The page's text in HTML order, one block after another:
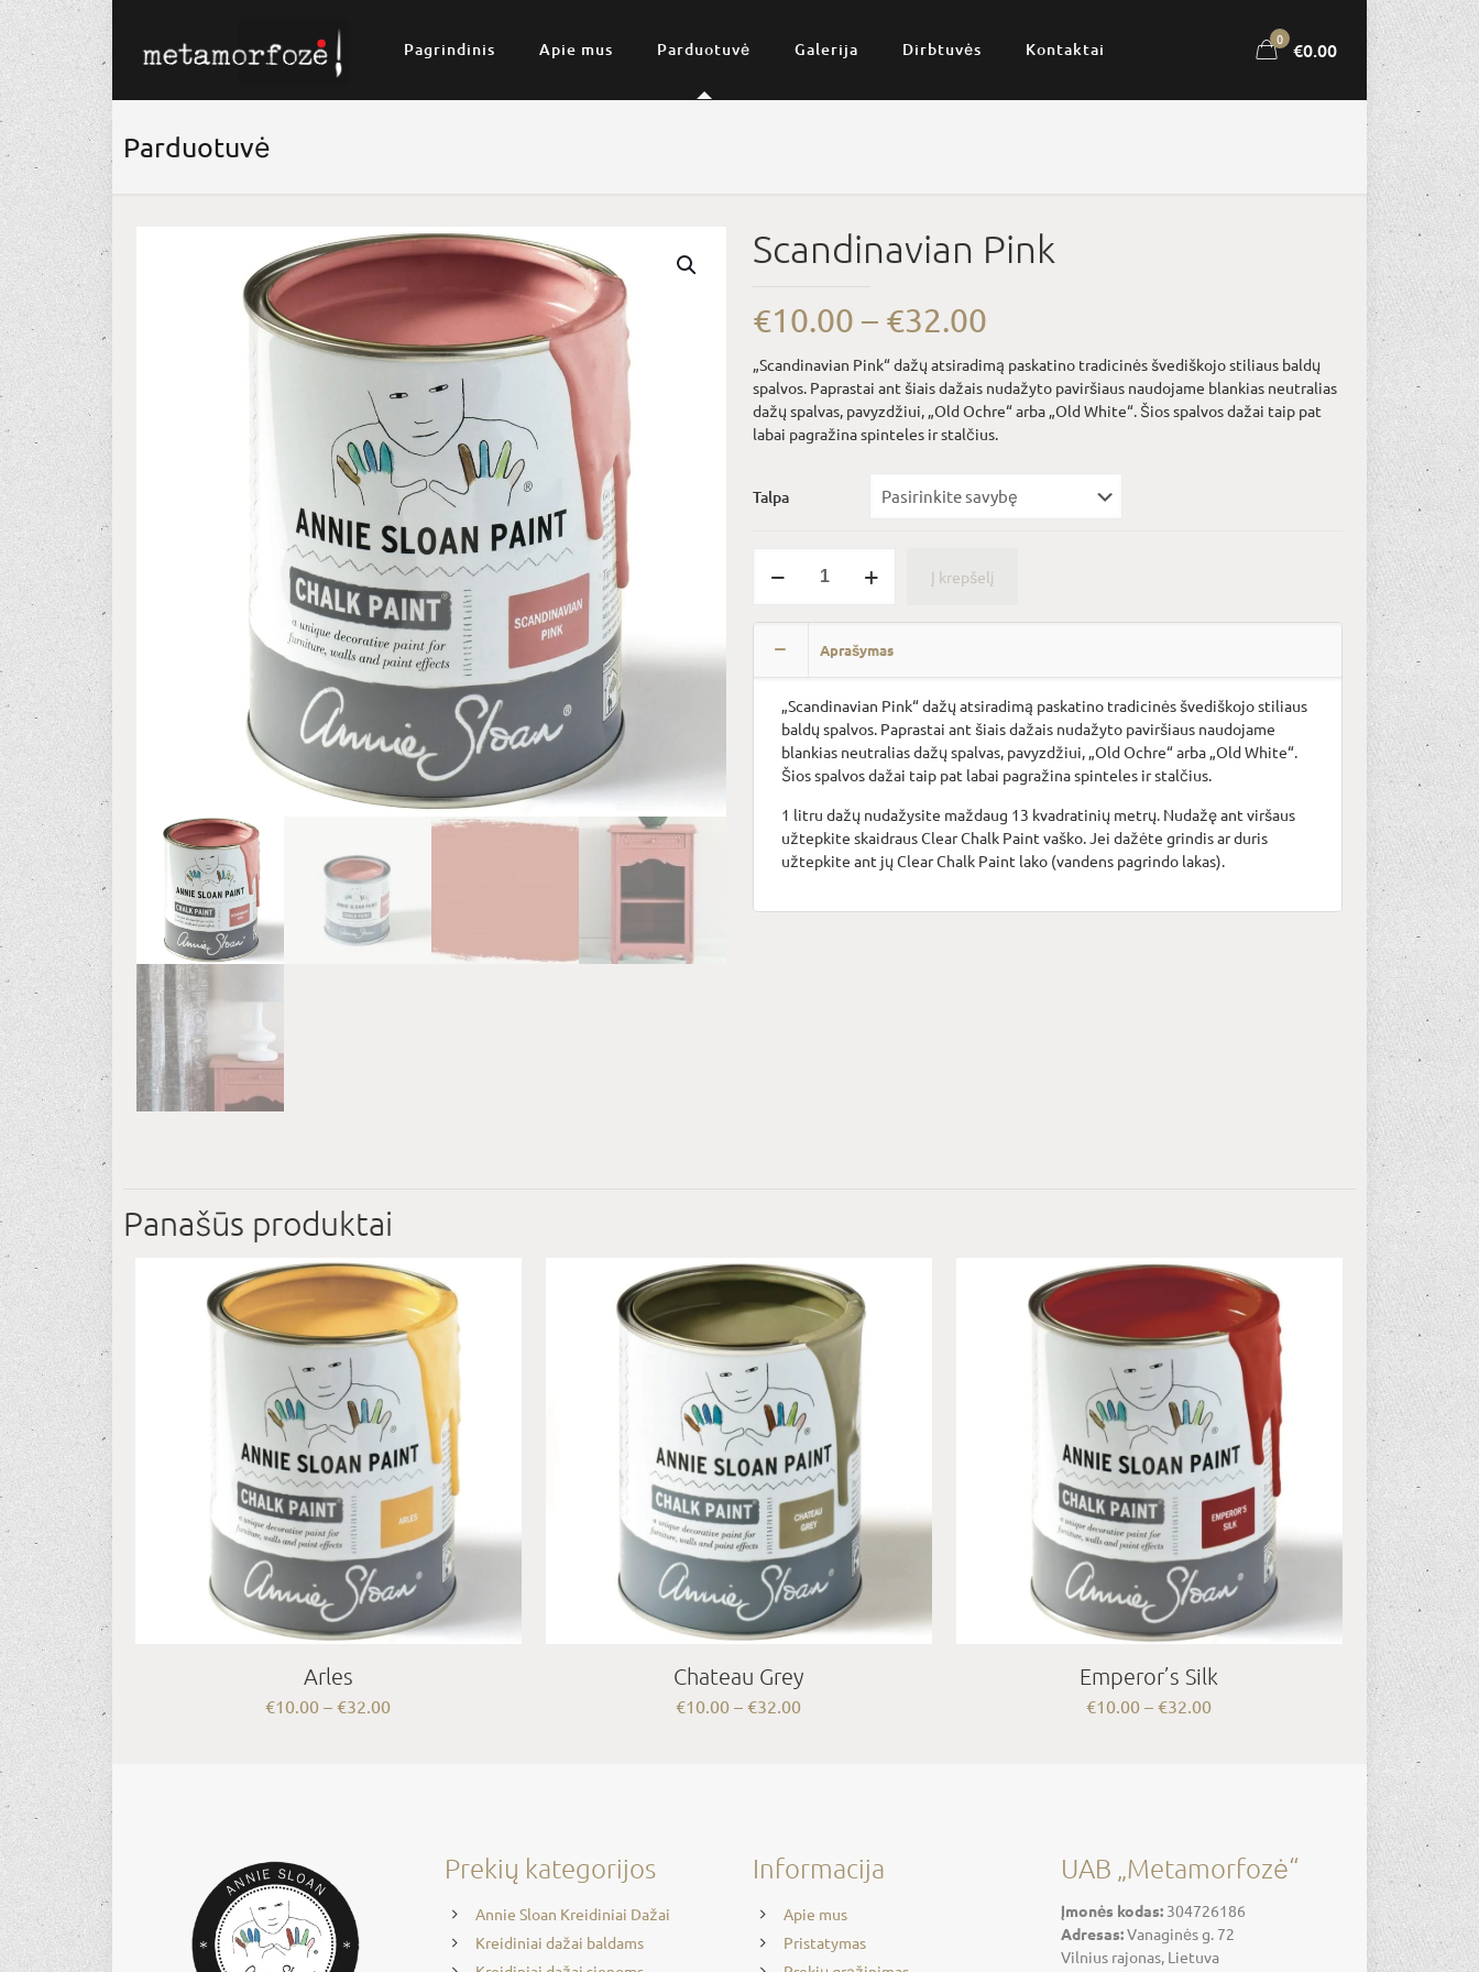
Pagrindinis Apie mus Parduotuvė Galerija Dirbtuvės Kontaktai 0 €0.00
Parduotuvė
Scandinavian Pink
€10.00 – €32.00
range:
€10.00
through
€32.00
„Scandinavian Pink“ dažų atsiradimą paskatino tradicinės švediškojo stiliaus baldų
spalvos. Paprastai ant šiais dažais nudažyto paviršiaus naudojame blankias neutralias
dažų spalvas, pavyzdžiui, „Old Ochre“ arba „Old White“. Šios spalvos dažai taip pat
labai pagražina spinteles ir stalčius.
Talpa
kiekis:
Pink
Į krepšelį
Aprašymas
„Scandinavian Pink“ dažų atsiradimą paskatino tradicinės švediškojo stiliaus
baldų spalvos. Paprastai ant šiais dažais nudažyto paviršiaus naudojame
blankias neutralias dažų spalvas, pavyzdžiui, „Old Ochre“ arba „Old White“.
Šios spalvos dažai taip pat labai pagražina spinteles ir stalčius.
1 litru dažų nudažysite maždaug 13 kvadratinių metrų. Nudažę ant viršaus
užtepkite skaidrausClear Chalk Paint vaško. Jei dažėte grindis ar duris
užtepkite ant jų Clear Chalk Paint lako (vandens pagrindo lakas).
Panašūs produktai
Arles
€10.00 – €32.00Price
Chateau Grey
€10.00 – €32.00Price
Emperor’s Silk
€10.00 – €32.00Price
Prekių kategorijos
Annie Sloan Kreidiniai Dažai
Kreidiniai dažai baldams
Informacija
Apie mus
Pristatymas
UAB „Metamorfozė“
Įmonės kodas: 304726186
Adresas:Vanaginės g. 72
Vilnius rajonas, Lietuva